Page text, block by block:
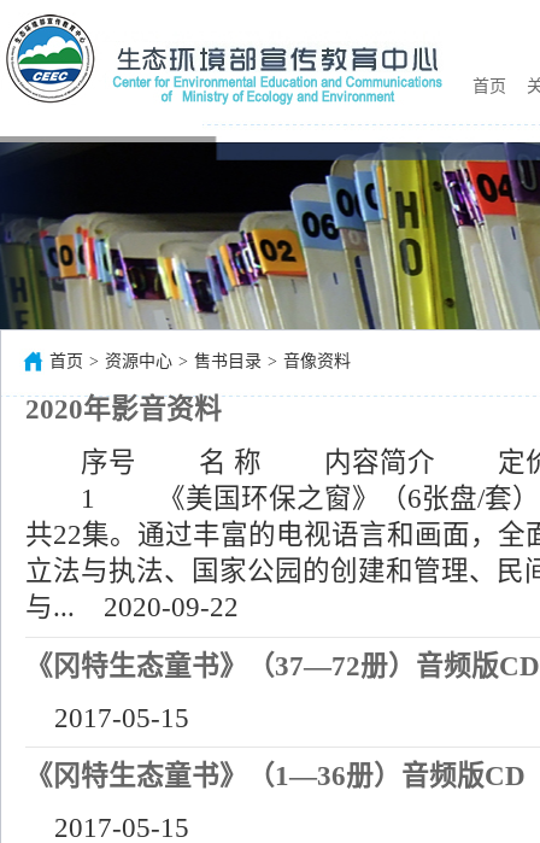
首页
首页 > 资源中心 > 售书目录 > 音像资料
首页 > 资源中心 > 售书目录 > 音像资料
2020年影音资料
序号 名 称 内容简介 定
1 《美国环保之窗》（6张盘/套
共22集。通过丰富的电视语言和画面，全
立法与执法、国家公园的创建和管理、民
与... 2020-09-22
《冈特生态童书》（37—72册）音频版CD
2017-05-15
《冈特生态童书》（1—36册）音频版CD
2017-05-15